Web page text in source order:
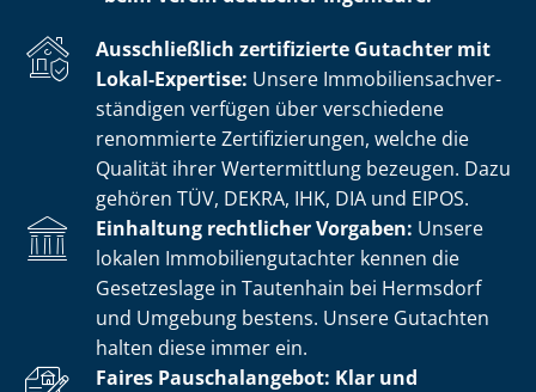
Ausschließlich zertifizierte Gutachter mit
Lokal-Expertise: Unsere Im­mo­bi­li­en­sach­ver­
stän­di­gen verfügen über verschiedene
renommierte Zer­ti­fi­zie­run­gen, welche die
Qualität ihrer Wertermittlung bezeugen. Dazu
gehören TÜV, DEKRA, IHK, DIA und EIPOS.
Einhaltung rechtlicher Vorgaben: Unsere
lokalen Im­mo­bi­li­en­gut­ach­ter kennen die
Gesetzeslage in Tautenhain bei Hermsdorf
und Umgebung bestens. Unsere Gutachten
halten diese immer ein.
Faires Pauschalangebot: Klar und